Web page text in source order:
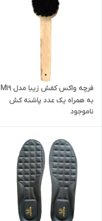
فرچه واکس کفش زیبا مدل M19
به همراه یک عدد پاشنه کش
ناموجود